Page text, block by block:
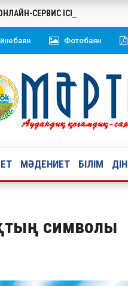
СЕРВИС ІСКЕ ҚОСЫЛДЫ
Фотобаян
МӘДЕНИЕТ БІЛІМ ДІН
символы